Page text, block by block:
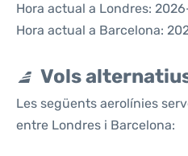
Hora actual a Londres:
Hora actual a Barcelona:
Vols
Les següents aerolínies
entre Londres i Barcelona: